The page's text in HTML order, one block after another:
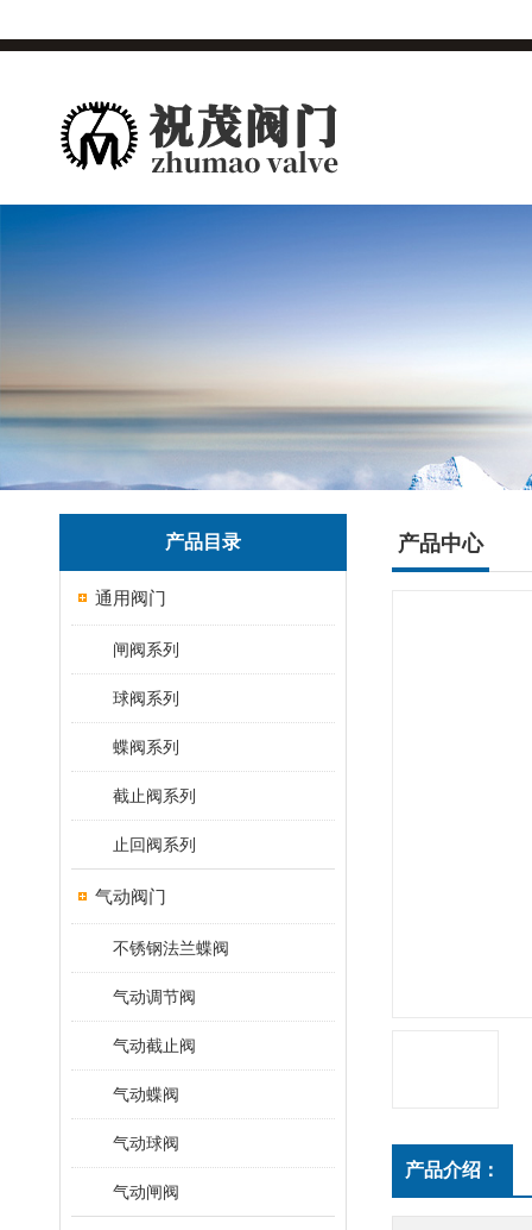
产品目录
通用阀门
闸阀系列
球阀系列
蝶阀系列
截止阀系列
止回阀系列
气动阀门
不锈钢法兰蝶阀
气动调节阀
气动截止阀
气动蝶阀
气动球阀
气动闸阀
产品中心
产品介绍：